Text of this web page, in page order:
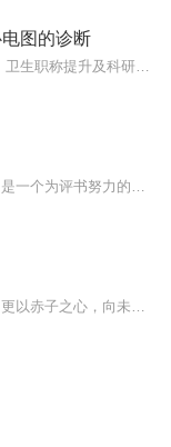
图的诊断